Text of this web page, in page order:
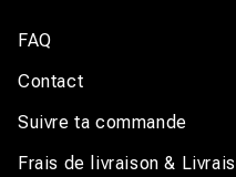
FAQ
Contact
Suivre ta commande
Frais de livraison &